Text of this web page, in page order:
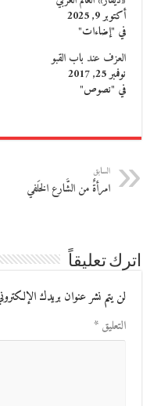
أكتوبر 9, 2025
في "إضاءات"
العزف عند باب القبو
نوفمبر 25, 2017
في "نصوص"
السابق
امرأةٌ من الشَّارع الخَلفي
اترك تعليقاً
لن يتم نشر عنوان بريدك
التعليق*